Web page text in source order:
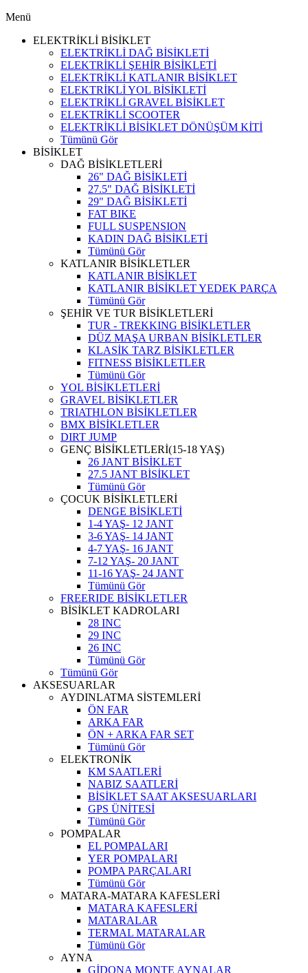
Menü
ELEKTRİKLİ BİSİKLET
ELEKTRİKLİ DAĞ BİSİKLETİ
ELEKTRİKLİ ŞEHİR BİSİKLETİ
ELEKTRİKLİ KATLANIR BİSİKLET
ELEKTRİKLİ YOL BİSİKLETİ
ELEKTRİKLİ GRAVEL BİSİKLET
ELEKTRİKLİ SCOOTER
ELEKTRİKLİ BİSİKLET DÖNÜŞÜM KİTİ
Tümünü Gör
BİSİKLET
DAĞ BİSİKLETLERİ
26" DAĞ BİSİKLETİ
27.5" DAĞ BİSİKLETİ
29" DAĞ BİSİKLETİ
FAT BIKE
FULL SUSPENSION
KADIN DAĞ BİSİKLETİ
Tümünü Gör
KATLANIR BİSİKLETLER
KATLANIR BİSİKLET
KATLANIR BİSİKLET YEDEK PARÇA
Tümünü Gör
ŞEHİR VE TUR BİSİKLETLERİ
TUR - TREKKING BİSİKLETLER
DÜZ MAŞA URBAN BİSİKLETLER
KLASİK TARZ BİSİKLETLER
FITNESS BİSİKLETLER
Tümünü Gör
YOL BİSİKLETLERİ
GRAVEL BİSİKLETLER
TRIATHLON BİSİKLETLER
BMX BİSİKLETLER
DIRT JUMP
GENÇ BİSİKLETLERİ(15-18 YAŞ)
26 JANT BİSİKLET
27.5 JANT BİSİKLET
Tümünü Gör
ÇOCUK BİSİKLETLERİ
DENGE BİSİKLETİ
1-4 YAŞ- 12 JANT
3-6 YAŞ- 14 JANT
4-7 YAŞ- 16 JANT
7-12 YAŞ- 20 JANT
11-16 YAŞ- 24 JANT
Tümünü Gör
FREERIDE BİSİKLETLER
BİSİKLET KADROLARI
28 INC
29 INC
26 INC
Tümünü Gör
Tümünü Gör
AKSESUARLAR
AYDINLATMA SİSTEMLERİ
ÖN FAR
ARKA FAR
ÖN + ARKA FAR SET
Tümünü Gör
ELEKTRONİK
KM SAATLERİ
NABIZ SAATLERİ
BİSİKLET SAAT AKSESUARLARI
GPS ÜNİTESİ
Tümünü Gör
POMPALAR
EL POMPALARI
YER POMPALARI
POMPA PARÇALARI
Tümünü Gör
MATARA-MATARA KAFESLERİ
MATARA KAFESLERİ
MATARALAR
TERMAL MATARALAR
Tümünü Gör
AYNA
GİDONA MONTE AYNALAR